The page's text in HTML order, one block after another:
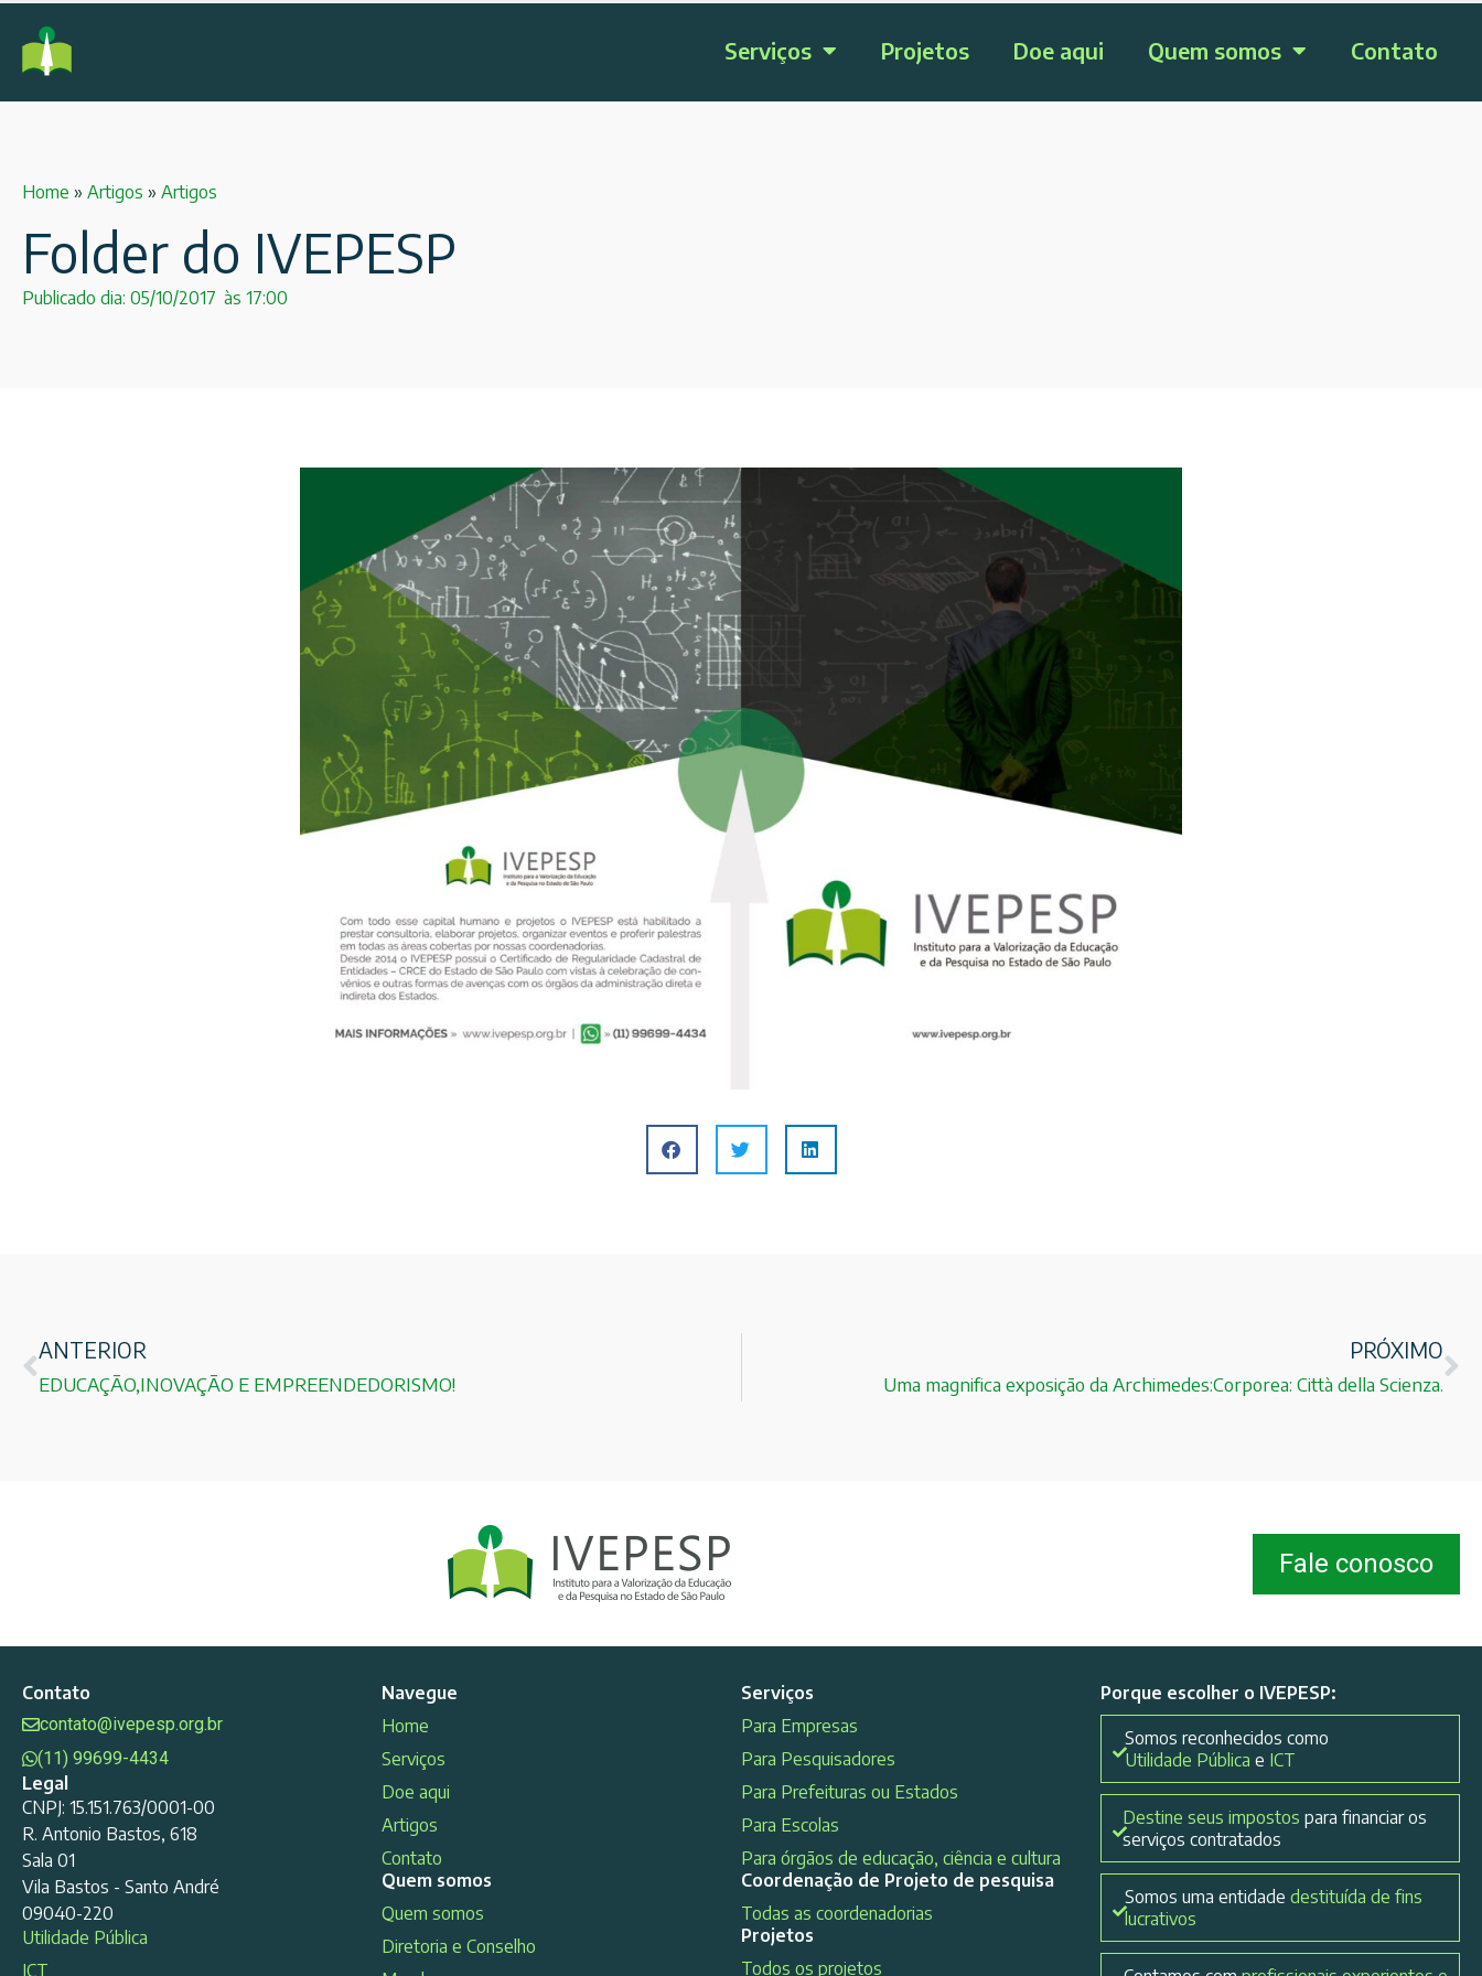
Serviços Projetos Doe aqui Quem somos Contato
Home » Artigos » Artigos
Folder do IVEPESP
Publicado dia: 05/10/2017 às 17:00
ANTERIOR
EDUCAÇÃO,INOVAÇÃO E EMPREENDEDORISMO!
PRÓXIMO
Uma magnifica exposição da Archimedes:Corporea: Città della Scienza.
Fale conosco
Contato
contato@ivepesp.org.br
(11) 99699-4434
Legal
CNPJ: 15.151.763/0001-00
R. Antonio Bastos, 618
Sala 01
Vila Bastos - Santo André
09040-220
Utilidade Pública
ICT
Navegue
Home
Serviços
Doe aqui
Artigos
Contato
Quem somos
Quem somos
Diretoria e Conselho
Serviços
Para Empresas
Para Pesquisadores
Para Prefeituras ou Estados
Para Escolas
Para órgãos de educação, ciência e cultura
Coordenação de Projeto de pesquisa
Todas as coordenadorias
Projetos
Todos os projetos
Porque escolher o IVEPESP:
Somos reconhecidos como
Utilidade Pública e ICT
Destine seus impostos para financiar os
serviços contratados
Somos uma entidadedestituída de fins
lucrativos